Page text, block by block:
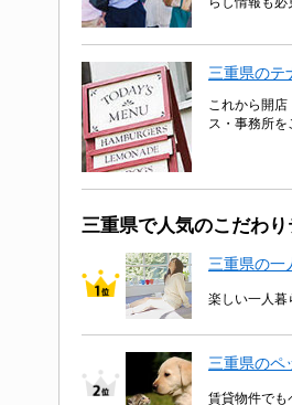
三重県のテ
これから開
ス・事務所
三重県で人気のこだわ
三重県の一
楽しい一人暮
三重県のペ
賃貸物件でも